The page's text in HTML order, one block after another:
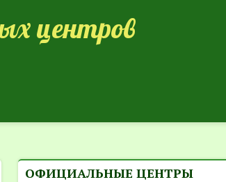
центров
ОФИЦИАЛЬНЫЕ ЦЕНТРЫ